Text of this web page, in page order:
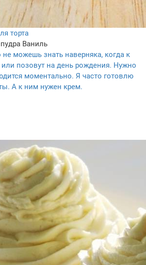
торта
Ваниль
можешь знать наверняка, когда к
или позовут на день рождения. Нужно
моментально. Я часто готовлю
А к ним нужен крем.